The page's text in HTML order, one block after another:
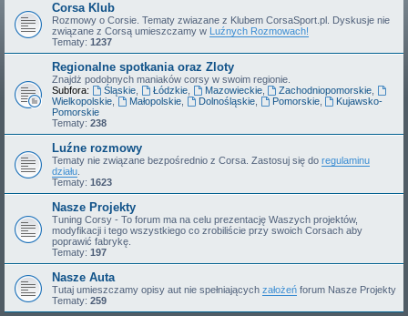
Corsa Klub
Rozmowy o Corsie. Tematy zwiazane z Klubem CorsaSport.pl. Dyskusje nie
związane z Corsą umieszczamy w Luźnych Rozmowach!
Tematy: 1237
Regionalne spotkania oraz Zloty
Znajdż podobnych maniaków corsy w swoim regionie.
Subfora:
Śląskie, Łódzkie, Mazowieckie, Zachodniopomorskie
Wielkopolskie
Małopolskie, Dolnośląskie, Pomorskie,
Kujawsko-
Pomorskie
Tematy: 238
Luźne rozmowy
Tematy nie związane bezpośrednio z Corsa. Zastosuj się do regulaminu
działu
Tematy: 1623
Nasze Projekty
Tuning Corsy - To forum ma na celu prezentację Waszych projektów,
modyfikacji i tego wszystkiego co zrobiliście przy swoich Corsach aby
poprawić fabrykę.
Tematy: 197
Nasze Auta
Tutaj umieszczamy opisy aut nie spełniających założeń forum Nasze Projekty
Tematy: 259